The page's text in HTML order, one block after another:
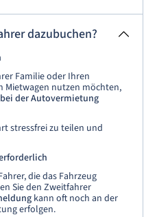
dazubuchen?
Familie oder Ihren
Mietwagen nutzen möchten,
der Autovermietung
stressfrei zu teilen und
die das Fahrzeug
Sie den Zweitfahrer
kann oft noch an der
erfolgen.